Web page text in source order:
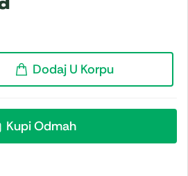
Dodaj U Korpu
Kupi Odmah